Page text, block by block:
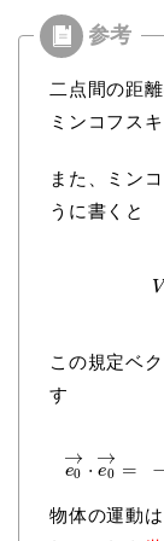
二点間の距
ミンコフス
また、ミン
うに書くと
V
この規定ベ
す
e0
→
⋅ e0
→
= −
物体の運動